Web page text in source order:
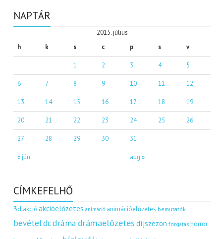
NAPTÁR
2015. július
h
k s c p s v
« jún aug »
1 2 3 4 5
6 7 8 9 10 11 12
13 14 15 16 17 18 19
20 21 22 23 24 25 26
27 28 29 30 31
CÍMKEFELHŐ
3d akció akcióelőzetes animáció animációelőzetes bemutatók
bevételdcdráma drámaelőzetes díjszezon forgatás horror